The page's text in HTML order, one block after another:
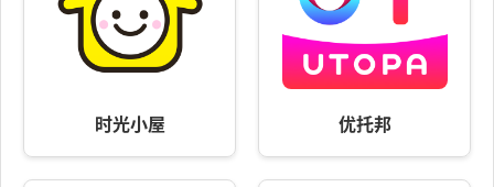
时光小屋 优托邦